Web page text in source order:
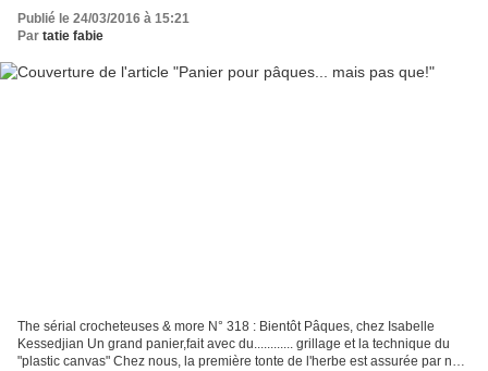
Publié le 24/03/2016 à 15:21
Par tatie fabie
The sérial crocheteuses & more N° 318 : Bientôt Pâques, chez Isabelle
Kessedjian Un grand panier,fait avec du............ grillage et la technique du
"plastic canvas" Chez nous, la première tonte de l'herbe est assurée par nos